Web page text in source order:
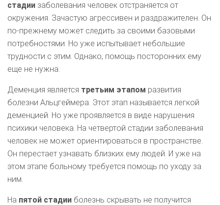
стадии заболевания человек отстраняется от
окружения. Зачастую агрессивен и раздражителен. Он
по-прежнему может следить за своими базовыми
потребностями. Но уже испытывает небольшие
трудности с этим. Однако, помощь посторонних ему
еще не нужна.
Деменция является третьим этапом развития
болезни Альцгеймера. Этот этап называется легкой
деменцией. Но уже проявляется в виде нарушения
психики человека. На четвертой стадии заболевания
человек не может ориентироваться в пространстве.
Он перестает узнавать близких ему людей. И уже на
этом этапе больному требуется помощь по уходу за
ним.
На пятой стадии болезнь скрывать не получится